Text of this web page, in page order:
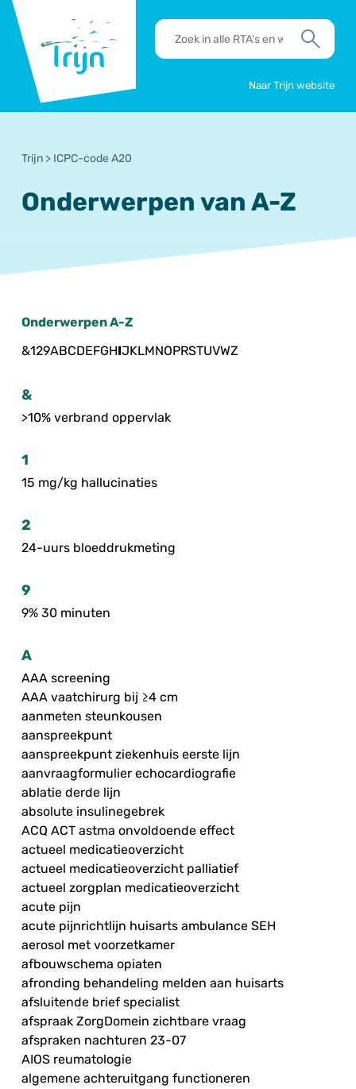
Trijn
RTA's
en
Zoek
Naar Trijn website
Trijn > ICPC-code A20
Onderwerpen van A-Z
Onderwerpen A-Z
&129ABCDEFGHIJKLMNOPRSTUVWZ
&
>10% verbrand oppervlak
1
15 mg/kg hallucinaties
2
24-uurs bloeddrukmeting
9
9% 30 minuten
A
AAA screening
AAA vaatchirurg bij ≥4 cm
aanmeten steunkousen
aanspreekpunt
aanspreekpunt ziekenhuis eerste lijn
aanvraagformulier echocardiografie
ablatie derde lijn
absolute insulinegebrek
ACQ ACT astma onvoldoende effect
actueel medicatieoverzicht
actueel medicatieoverzicht palliatief
actueel zorgplan medicatieoverzicht
acute pijn
acute pijnrichtlijn huisarts ambulance SEH
aerosol met voorzetkamer
afbouwschema opiaten
afronding behandeling melden aan huisarts
afsluitende brief specialist
afspraak ZorgDomein zichtbare vraag
afspraken nachturen 23-07
AIOS reumatologie
algemene achteruitgang functioneren